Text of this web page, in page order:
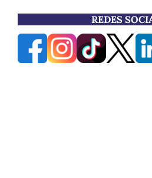
REDES